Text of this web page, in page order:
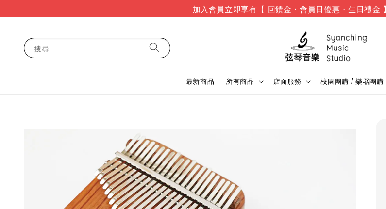
加入會員立即享有【 回饋金 · 會員日優惠 · 生日禮金 】
搜尋
最新商品 所有商品 店面服務 校園團購 / 樂器團購